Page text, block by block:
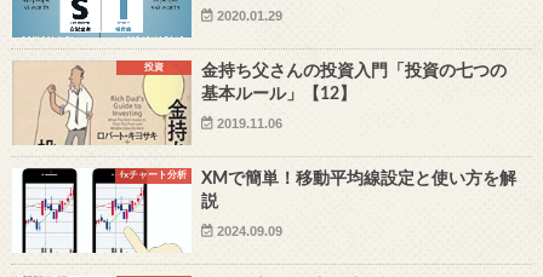
2020.01.29
投資
金持ち父さんの投資入門「投資の七つの
基本ルール」【12】
2019.11.06
fxチャート分析
XMで簡単！移動平均線設定と使い方を解
説
2024.09.09